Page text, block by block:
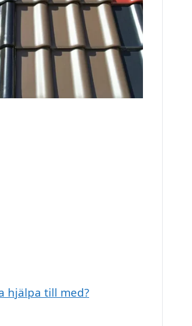
hjälpa till med?